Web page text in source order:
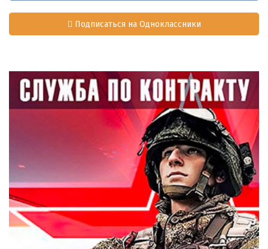
Подписаться на Одноклассники